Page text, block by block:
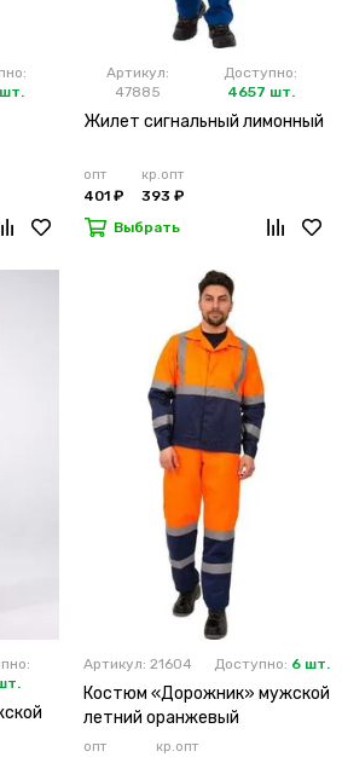
Артикул:
47885
Доступно:
4657 шт.
Жилет сигнальный лимонный
опт
401 ₽
кр.опт
393 ₽
Выбрать
Артикул: 21604 Доступно: 6 шт.
Костюм «Дорожник» мужской
летний оранжевый
опт кр.опт